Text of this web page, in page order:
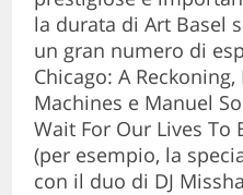
la durata di Art Basel
un gran numero di
Chicago: A
Machines e Manuel
Wait For Our Lives To
(per esempio, la
con il duo di DJ